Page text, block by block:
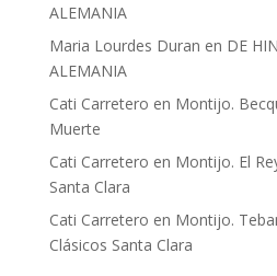
ALEMANIA
Maria Lourdes Duran en DE
ALEMANIA
Cati Carretero en Montijo.
Muerte
Cati Carretero en Montijo. El
Santa Clara
Cati Carretero en Montijo.
Clásicos Santa Clara